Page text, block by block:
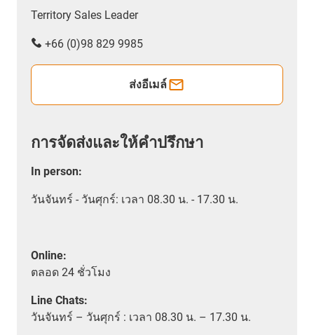
Territory Sales Leader
+66 (0)98 829 9985
ส่งอีเมล์
การจัดส่งและให้คำปรึกษา
In person:
วันจันทร์ - วันศุกร์: เวลา 08.30 น. - 17.30 น.
Online:
ตลอด 24 ชั่วโมง
Line Chats:
วันจันทร์ – วันศุกร์ : เวลา 08.30 น. – 17.30 น.